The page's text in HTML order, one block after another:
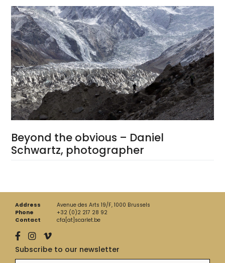
Beyond the obvious – Daniel
Schwartz, photographer
Address
Avenue des Arts 19/F, 1000 Brussels
Phone
+32 (0)2 217 28 92
Contact
cfa[at]scarlet.be
Subscribe to our newsletter